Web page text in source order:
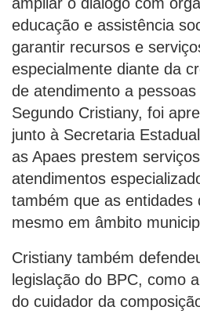
ampliar o diálogo com
educação e assistência
garantir recursos e
especialmente diante da
de atendimento a
Segundo Cristiany, foi
junto à Secretaria
as Apaes prestem
atendimentos
também que as entidades
mesmo em âmbito
Cristiany também
legislação do BPC, como
do cuidador da